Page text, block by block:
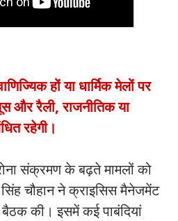
हों या धार्मिक मेलों पर
और रैली, राजनीतिक या
रहेगी।
संक्रमण के बढ़ते मामलों को
चौहान ने क्राइसिस मैनेजमेंट
की। इसमें कई पाबंदियां